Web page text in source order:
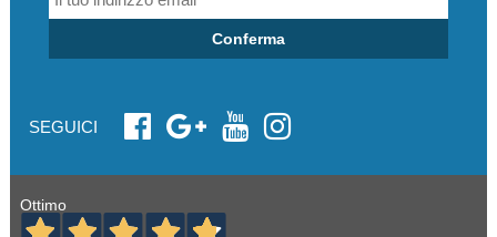
Conferma
SEGUICI
Ottimo